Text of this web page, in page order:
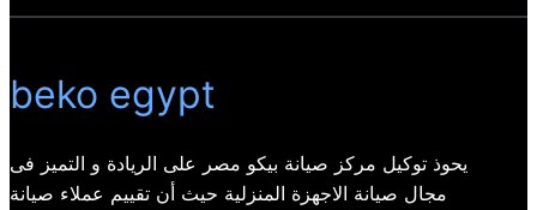
beko egypt
يحوذ توكيل مركز صيانة بيكو مصر على الريادة و التميز فى
مجال صيانة الاجهزة المنزلية حيث أن تقييم عملاء صيانة